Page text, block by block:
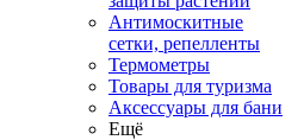
Антимоскитные
сетки, репелленты
Термометры
Товары для туризма
Аксессуары для бани
Ещё